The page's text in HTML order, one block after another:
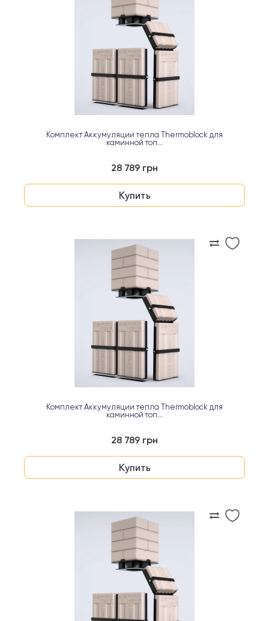
Комплект Аккумуляции тепла Thermoblock для
каминной топ...
28 789 грн
Купить
Комплект Аккумуляции тепла Thermoblock для
каминной топ...
28 789 грн
Купить